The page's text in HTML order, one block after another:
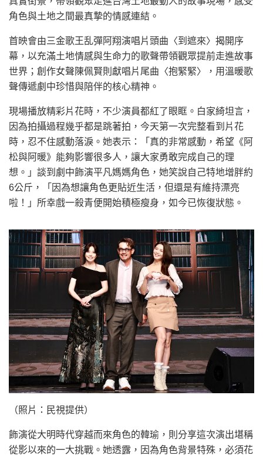
角色與土地之間最真摯的情感連結。
首映會由三金歌王乱彈阿翔演唱片頭曲〈到遮來〉揭開序
幕，以充滿土地情感與生命力的歌聲帶領觀眾提前走進故事
世界；創作女聲陳佩賢則獻唱片尾曲〈抱緊緊〉，用溫暖歌
聲傳遞劇中珍惜與陪伴的核心精神。
現場播放精彩片花時，不少演員都紅了眼眶。白家綺坦言，
因為拍攝過程幾乎都是跳著拍，今天第一次完整看到片花
時，忍不住感動落淚。她表示：「真的非常感動，希望《阿
松與阿暖》能夠影響很多人，讓大家勇敢完成自己的理
想。」談到劇中飾演平凡媽媽角色，她笑說自己特地增胖約
6公斤，「因為想讓角色更貼近生活，但還是有維持漂亮
啦！」所幸戲一殺青便開始積極瘦身，如今已恢復狀態。
（照片：民視提供）
飾演從大明時代穿越而來角色的韓瑜，則分享這次演出堪稱
從影以來的一大挑戰。她透露，因為角色背景特殊，必須花